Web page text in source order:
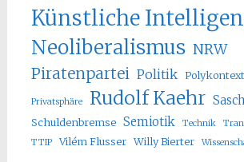
Künstliche
Neoliberalismus NRW
Piratenpartei Politik
Privatsphäre Rudolf Kaehr
Schuldenbremse Semiotik Technik
TTIP
Vilém Flusser Willy Bierter